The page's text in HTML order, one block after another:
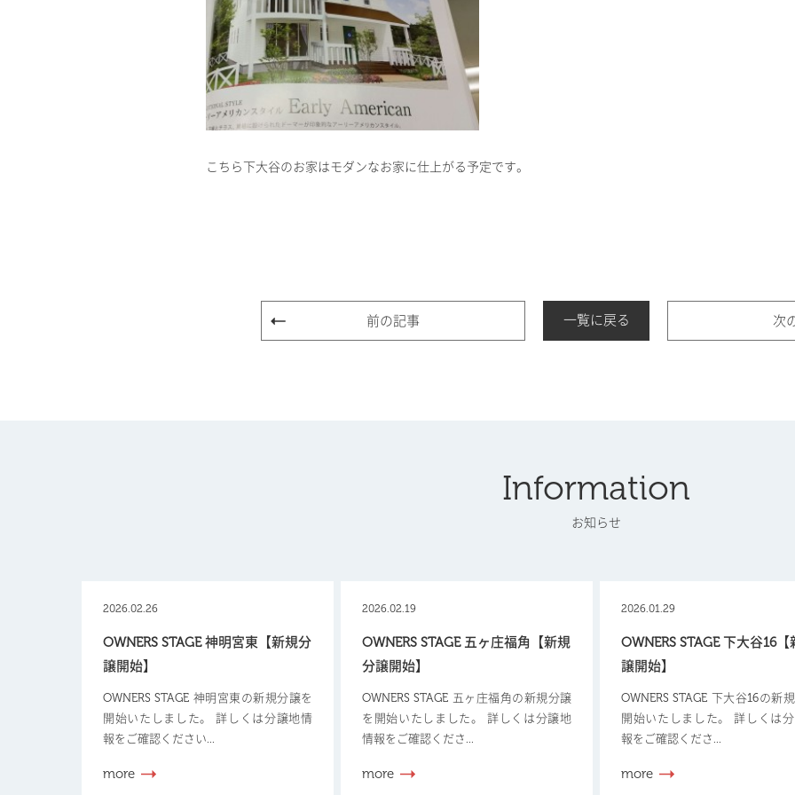
こちら下大谷のお家はモダンなお家に仕上がる予定です。
前の記事 一覧に戻る 次
Information
お知らせ
2026.02.26
OWNERS STAGE 神明宮東【新規分
譲開始】
OWNERS STAGE 神明宮東の新規分譲を
開始いたしました。 詳しくは分譲地情
報をご確認ください...
more
2026.02.19
OWNERS STAGE 五ヶ庄福角【新規
分譲開始】
OWNERS STAGE 五ヶ庄福角の新規分譲
を開始いたしました。 詳しくは分譲地
情報をご確認くださ...
more
2026.01.29
OWNERS STAGE 下大谷16
譲開始】
OWNERS STAGE 下大谷16の新
開始いたしました。 詳しくは
報をご確認くださ...
more